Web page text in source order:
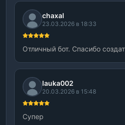
chaxal
23.03.2026 в 18:33
Отличный бот. Спасибо
lauka002
20.03.2026 в 15:48
Супер